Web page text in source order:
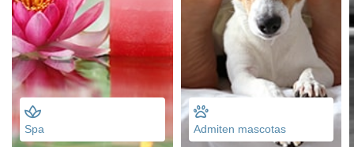
Spa Admiten mascotas